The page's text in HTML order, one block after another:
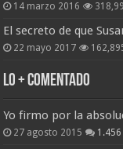
14 marzo 2016
El secreto de que
22 mayo 2017
Lo + Comentado
Yo firmo por la
27 agosto 2015 1.456